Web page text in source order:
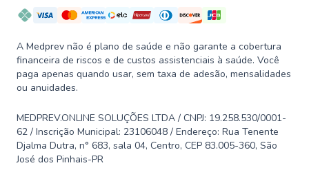
A Medprev não é plano de saúde e não garante a cobertura
financeira de riscos e de custos assistenciais à saúde. Você
paga apenas quando usar, sem taxa de adesão, mensalidades
ou anuidades.
MEDPREV.ONLINE SOLUÇÕES LTDA / CNPJ: 19.258.530/0001-
62 / Inscrição Municipal: 23106048 / Endereço: Rua Tenente
Djalma Dutra, n° 683, sala 04, Centro, CEP 83.005-360, São
José dos Pinhais-PR